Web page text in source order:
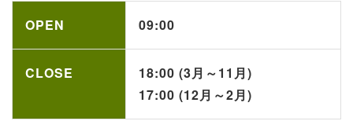
OPEN 09:00
CLOSE
18:00 (3月～11月)
17:00 (12月～2月)